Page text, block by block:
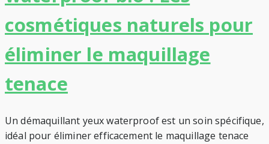
cosmétiques naturels pour
éliminer le maquillage
tenace
Un démaquillant yeux waterproof est un soin spécifique,
idéal pour éliminer efficacement le maquillage tenace